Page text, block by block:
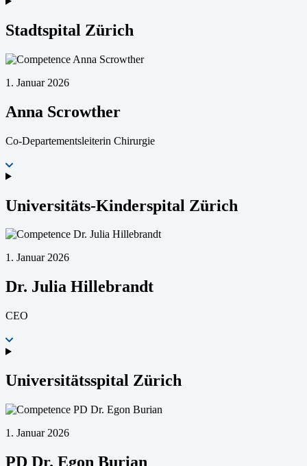
Stadtspital Zürich
1. Januar 2026
Anna Scrowther
Co-Departementsleiterin Chirurgie
Universitäts-Kinderspital Zürich
1. Januar 2026
Dr. Julia Hillebrandt
CEO
Universitätsspital Zürich
1. Januar 2026
PD Dr. Egon Burian